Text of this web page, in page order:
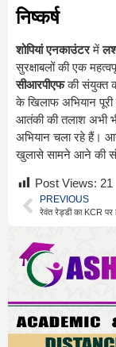
निष्कर्ष
शोपियां एनकाउंटरमें
सुरक्षाबलों की एक
सीआरपीएफकी संयुक्त
के खिलाफ अभियान पूरी
आतंकी की तलाश अभी
अभियान चला रहे हैं।
खुलासे सामने आने की
Post Views: 21
PREVIOUS